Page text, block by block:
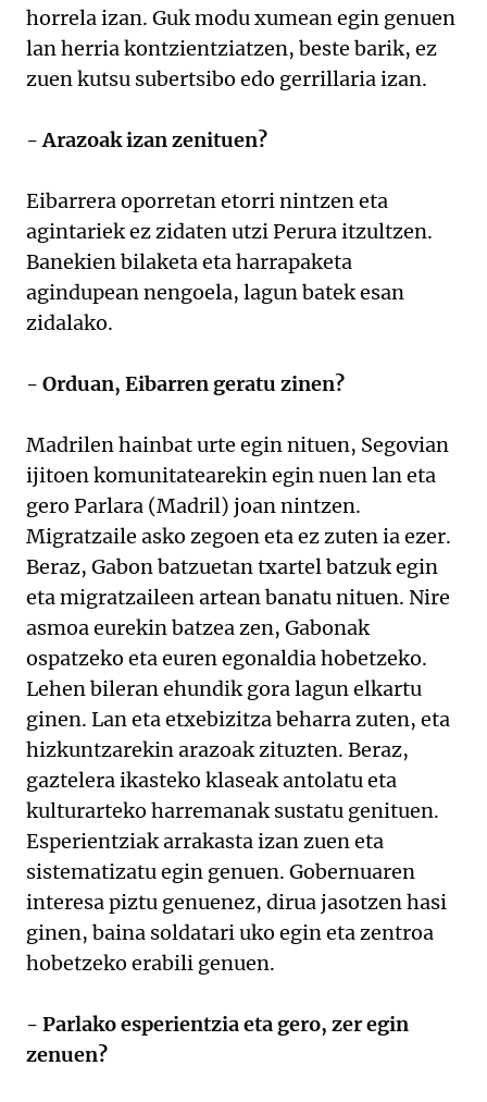
horrela izan. Guk modu xumean egin genuen
lan herria kontzientziatzen, beste barik, ez
zuen kutsu subertsibo edo gerrillaria izan.
- Arazoak izan zenituen?
Eibarrera oporretan etorri nintzen eta
agintariek ez zidaten utzi Perura itzultzen.
Banekien bilaketa eta harrapaketa
agindupean nengoela, lagun batek esan
zidalako.
- Orduan, Eibarren geratu zinen?
Madrilen hainbat urte egin nituen, Segovian
ijitoen komunitatearekin egin nuen lan eta
gero Parlara (Madril) joan nintzen.
Migratzaile asko zegoen eta ez zuten ia ezer.
Beraz, Gabon batzuetan txartel batzuk egin
eta migratzaileen artean banatu nituen. Nire
asmoa eurekin batzea zen, Gabonak
ospatzeko eta euren egonaldia hobetzeko.
Lehen bileran ehundik gora lagun elkartu
ginen. Lan eta etxebizitza beharra zuten, eta
hizkuntzarekin arazoak zituzten. Beraz,
gaztelera ikasteko klaseak antolatu eta
kulturarteko harremanak sustatu genituen.
Esperientziak arrakasta izan zuen eta
sistematizatu egin genuen. Gobernuaren
interesa piztu genuenez, dirua jasotzen hasi
ginen, baina soldatari uko egin eta zentroa
hobetzeko erabili genuen.
- Parlako esperientzia eta gero, zer egin
zenuen?